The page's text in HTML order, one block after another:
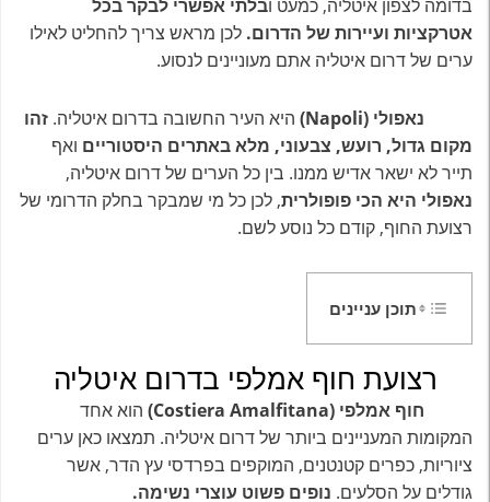
בדומה לצפון איטליה, כמעט ובלתי אפשרי לבקר בכל
אטרקציות ועיירות של הדרום. לכן מראש צריך להחליט לאילו
ערים של דרום איטליה אתם מעוניינים לנסוע.
נאפולי (Napoli) היא העיר החשובה בדרום איטליה. זהו
מקום גדול, רועש, צבעוני, מלא באתרים היסטוריים ואף
תייר לא ישאר אדיש ממנו. בין כל הערים של דרום איטליה,
נאפולי היא הכי פופולרית, לכן כל מי שמבקר בחלק הדרומי של
רצועת החוף, קודם כל נוסע לשם.
תוכן עניינים
רצועת חוף אמלפי בדרום איטליה
חוף אמלפי (Costiera Amalfitana)
הוא אחד
המקומות המעניינים ביותר של דרום איטליה. תמצאו כאן ערים
ציוריות, כפרים קטנטנים, המוקפים בפרדסי עץ הדר, אשר
גודלים על הסלעים. נופים פשוט עוצרי נשימה.